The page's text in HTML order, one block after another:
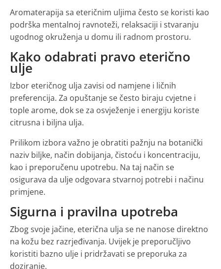
Aromaterapija sa eteričnim uljima često se koristi kao
podrška mentalnoj ravnoteži, relaksaciji i stvaranju
ugodnog okruženja u domu ili radnom prostoru.
Kako odabrati pravo eterično
ulje
Izbor eteričnog ulja zavisi od namjene i ličnih
preferencija. Za opuštanje se često biraju cvjetne i
tople arome, dok se za osvježenje i energiju koriste
citrusna i biljna ulja.
Prilikom izbora važno je obratiti pažnju na botanički
naziv biljke, način dobijanja, čistoću i koncentraciju,
kao i preporučenu upotrebu. Na taj način se
osigurava da ulje odgovara stvarnoj potrebi i načinu
primjene.
Sigurna i pravilna upotreba
Zbog svoje jačine, eterična ulja se ne nanose direktno
na kožu bez razrjeđivanja. Uvijek je preporučljivo
koristiti bazno ulje i pridržavati se preporuka za
doziranje.